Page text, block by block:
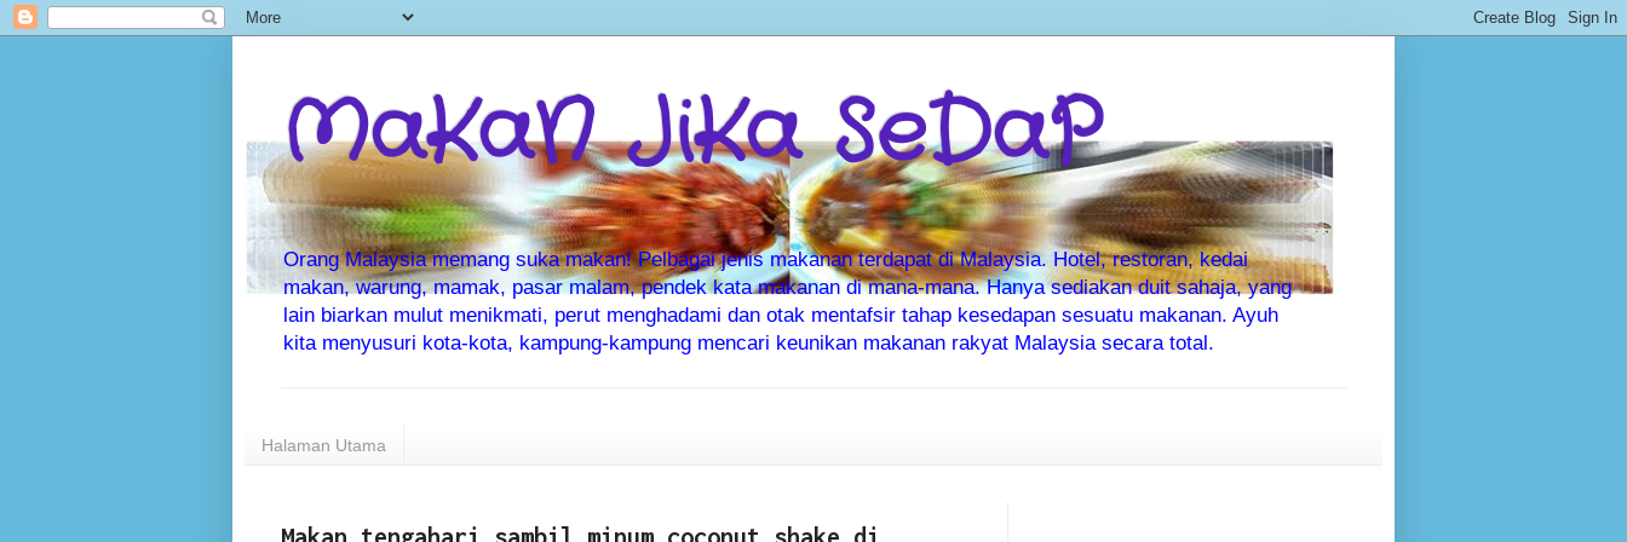
MaKaN JiKa SeDaP
Orang Malaysia memang suka makan! Pelbagai jenis makanan terdapat di Malaysia. Hotel, restoran, kedai
makan, warung, mamak, pasar malam, pendek kata makanan di mana-mana. Hanya sediakan duit sahaja, yang
lain biarkan mulut menikmati, perut menghadami dan otak mentafsir tahap kesedapan sesuatu makanan. Ayuh
kita menyusuri kota-kota, kampung-kampung mencari keunikan makanan rakyat Malaysia secara total.
Halaman Utama
Makan tengahari sambil minum coconut shake di